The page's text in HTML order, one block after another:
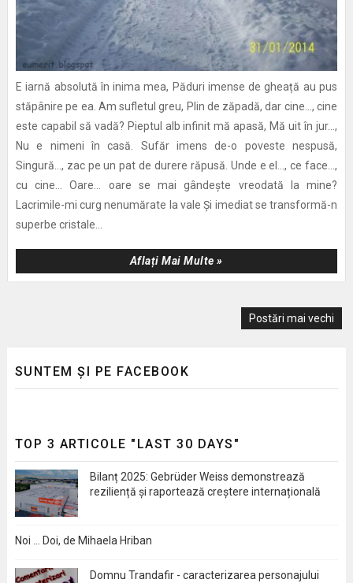
E iarnă absolută în inima mea, Păduri imense de gheață au pus
stăpânire pe ea. Am sufletul greu, Plin de zăpadă, dar cine..., cine
este capabil să vadă? Pieptul alb infinit mă apasă, Mă uit în jur...,
Nu e nimeni în casă. Sufăr imens de-o poveste nespusă,
Singură..., zac pe un pat de durere răpusă. Unde e el..., ce face...,
cu cine... Oare... oare se mai gândește vreodată la mine?
Lacrimile-mi curg nenumărate la vale Și imediat se transformă-n
superbe cristale...
Aflați Mai Multe »
Postări mai vechi
SUNTEM ȘI PE FACEBOOK
TOP 3 ARTICOLE "LAST 30 DAYS"
Bilanț 2025: Gebrüder Weiss demonstrează
reziliență și raportează creștere internațională
Noi … Doi, de Mihaela Hriban
Domnu Trandafir - caracterizarea personajului